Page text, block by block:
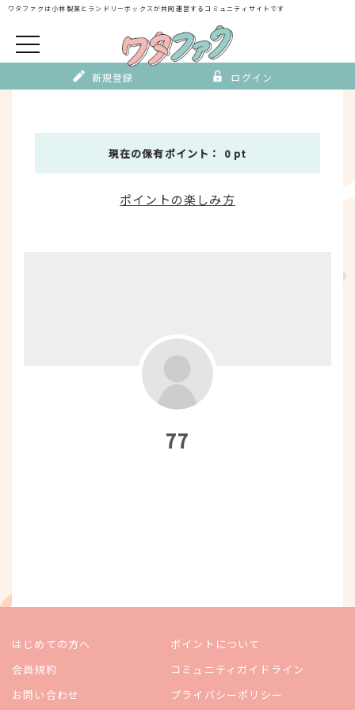
Skip
content
ワタファクは小林製薬とランドリーボックスが共同運営するコミュニティサイトです
新規登録 ログイン
現在の保有ポイント： 0 pt
ポイントの楽しみ方
77
はじめての方へ
ポイントについて
会員規約
コミュニティガイドライン
お問い合わせ
プライバシーポリシー